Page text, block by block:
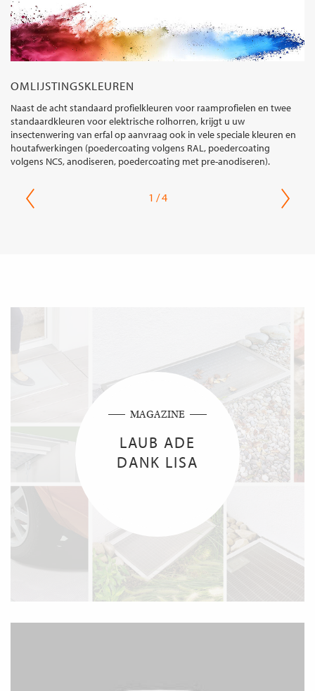
1 / 4
OMLIJSTINGSKLEUREN
Naast de acht standaard profielkleuren voor raamprofielen en twee
standaardkleuren voor elektrische rolhorren, krijgt u uw
insectenwering van erfal op aanvraag ook in vele speciale kleuren en
houtafwerkingen (poedercoating volgens RAL, poedercoating
volgens NCS, anodiseren, poedercoating met pre-anodiseren).
MAGAZINE
LAUB ADE
DANK LISA